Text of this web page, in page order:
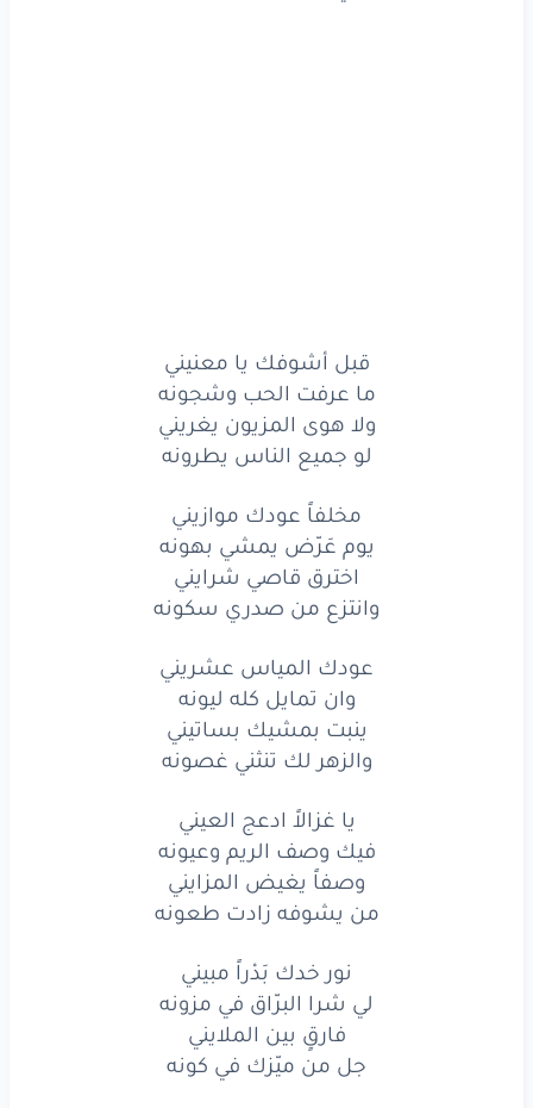
جميع
مخلفاًعودكموازيني
يومعَرّضيمشيبهونه
اخترققاصي
شرايني
وانتزع منصدريسكونه
عودكالمياس عشريني
وانتمايلكلهليونه
ينبتبمشيك بساتيني
والزهرلك تنثنيغصونه
غزالاً ادعجالعيني
فيكوصف الريموعيونه
وصفاًيغيضالمزايني
يشوفه زادتطعونه
نور خدكبَدْراًمبيني
شراالبرّاقفيمزونه
قبل أشوفك يا معنيني
ما عرفت الحب وشجونه
ولا هوى المزيون يغريني
لو جميع الناس يطرونه
مخلفاً عودك موازيني
يوم عَرّض يمشي بهونه
اخترق قاصي شرايني
وانتزع من صدري سكونه
عودك المياس عشريني
وان تمايل كله ليونه
ينبت بمشيك بساتيني
والزهر لك تنثني غصونه
يا غزالاً ادعج العيني
فيك وصف الريم وعيونه
وصفاً يغيض المزايني
من يشوفه زادت طعونه
نور خدك بَدْراً مبيني
لي شرا البرّاق في مزونه
فارقٍ بين الملايني
جل من ميّزك في كونه